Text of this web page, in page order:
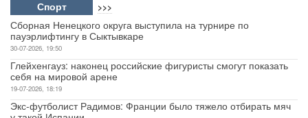
Спорт >>>
Сборная Ненецкого округа выступила на турнире по
пауэрлифтингу в Сыктывкаре
30-07-2026, 19:50
Глейхенгауз: наконец российские фигуристы смогут показать
себя на мировой арене
19-07-2026, 18:19
Экс-футболист Радимов: Франции было тяжело отбирать мяч